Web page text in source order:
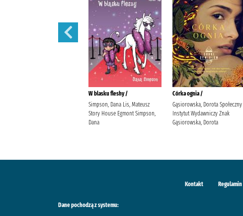
W blasku fleshy /
Simpson, Dana Lis, Mateusz
Story House Egmont Simpson,
Dana
Córka ognia /
Gąsiorowska, Dorota Społeczny
Instytut Wydawniczy Znak
Gąsiorowska, Dorota
Kontakt Regulamin
Dane pochodzą z systemu: